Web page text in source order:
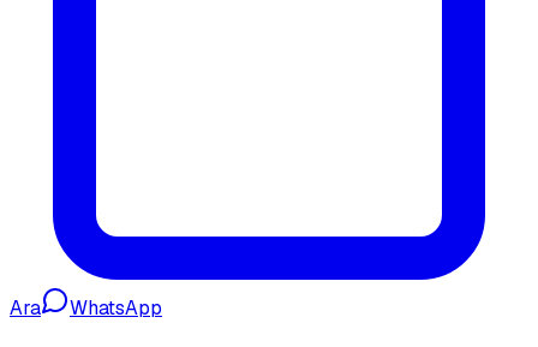
Ara WhatsApp